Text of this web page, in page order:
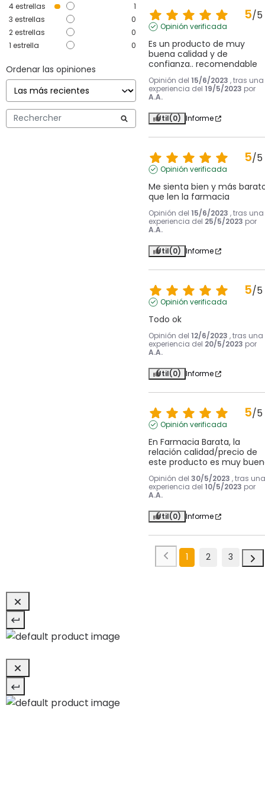
4estrellas
1
3 estrellas
0
2estrellas
0
1 estrella 0
Ordenar las opiniones
5/5
Opinión verificada
Es un producto de muy
buena calidad y de
confianza.. recomendable
Opinión del 15/6/2023 , tras una
experiencia del 19/5/2023 por
A.A.
Útil(0) Informe
5/5
Opinión verificada
Me sienta bien y más
que len la farmacia
Opinión del 15/6/2023 , tras una
experiencia del 25/5/2023 por
A.A.
Útil(0) Informe
5/5
Opinión verificada
Todo ok
Opinión del 12/6/2023 , tras una
experiencia del 20/5/2023 por
A.A.
Útil(0) Informe
5/5
Opinión verificada
En Farmacia Barata, la
relación calidad/precio de
este producto es muy
Opinión del 30/5/2023 , tras una
experiencia del 10/5/2023 por
A.A.
Útil(0) Informe
1 2 3